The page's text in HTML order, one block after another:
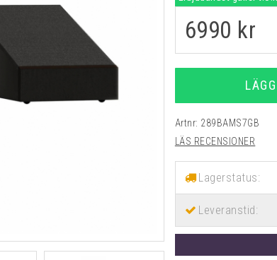
6990 kr
Artnr: 289BAMS7GB
LÄS RECENSIONER
Lagerstatus:
Leveranstid: